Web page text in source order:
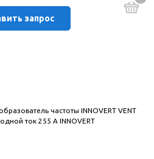
запрос
частоты INNOVERT VENT
ток 255 А INNOVERT